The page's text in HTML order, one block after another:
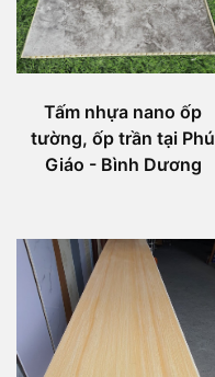
Tấm nhựa nano ốp
tường, ốp trần tại Phú
Giáo - Bình Dương